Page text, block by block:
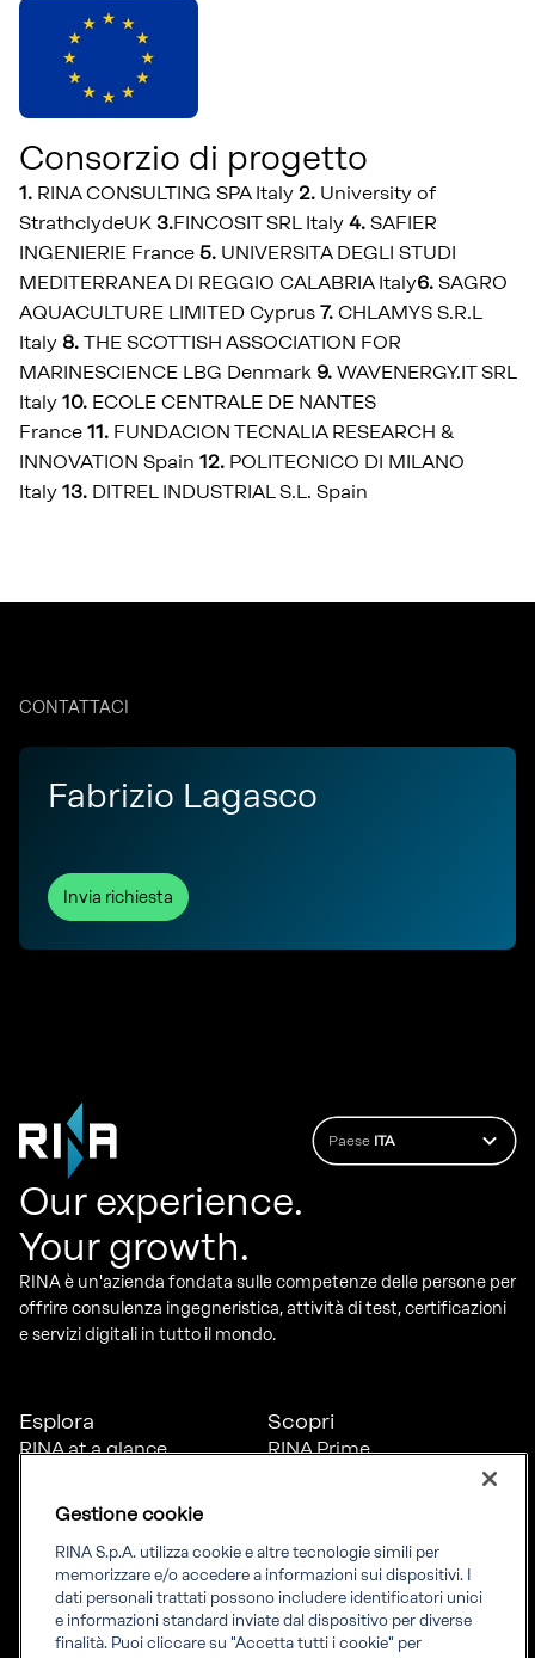
Consorzio di progetto
1. RINA CONSULTING SPA Italy 2. University of
StrathclydeUK 3.FINCOSIT SRL Italy 4. SAFIER
INGENIERIE France 5. UNIVERSITA DEGLI STUDI
MEDITERRANEA DI REGGIO CALABRIA Italy6. SAGRO
AQUACULTURE LIMITED Cyprus 7. CHLAMYS S.R.L
Italy 8. THE SCOTTISH ASSOCIATION FOR
MARINESCIENCE LBG Denmark 9. WAVENERGY.IT SRL
Italy 10. ECOLE CENTRALE DE NANTES
France 11. FUNDACION TECNALIA RESEARCH &
INNOVATION Spain 12. POLITECNICO DI MILANO
Italy 13. DITREL INDUSTRIAL S.L. Spain
CONTATTACI
Fabrizio Lagasco
Invia richiesta
Paese ITA
Our experience.
Your growth.
RINA è un'azienda fondata sulle competenze delle persone per
offrire consulenza ingegneristica, attività di test, certificazioni
e servizi digitali in tutto il mondo.
Esplora
RINA at a glance
inclusione
News
Progetti
Sostenibilità
Scopri
RINA Prime
Gestione cookie
RINA S.p.A. utilizza cookie e altre tecnologie simili per
memorizzare e/o accedere a informazioni sui dispositivi. I
dati personali trattati possono includere identificatori unici
e informazioni standard inviate dal dispositivo per diverse
finalità. Puoi cliccare su "Accetta tutti i cookie" per